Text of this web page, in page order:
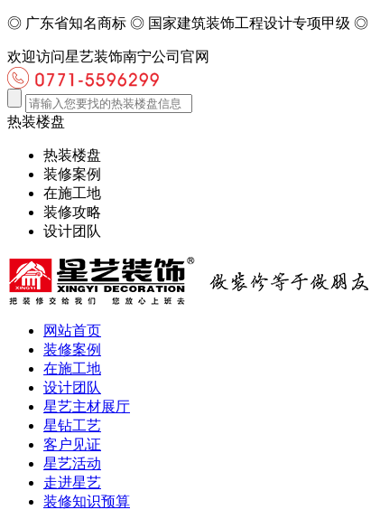
◎ 广东省知名商标 ◎ 国家建筑装饰工程设计专项甲级 ◎
欢迎访问星艺装饰南宁公司官网
热装楼盘
热装楼盘
装修案例
在施工地
装修攻略
设计团队
网站首页
装修案例
在施工地
设计团队
星艺主材展厅
星钻工艺
客户见证
星艺活动
走进星艺
装修知识预算